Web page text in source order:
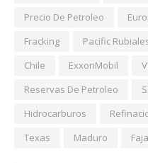
Precio De Petroleo
Fracking
Pacific
Chile
ExxonMobil
Reservas De Petroleo
Hidrocarburos
Texas
Maduro